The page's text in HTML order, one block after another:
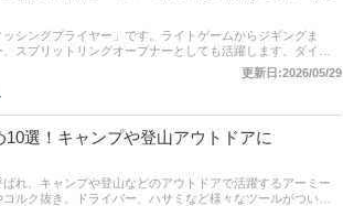
シングプライヤー」です。ライトゲームからジギングま
スプリットリングオープナーとしても活躍します。ダイワ
スパ重視、多機能で高級など、種類はさまざまです。そこ
イチオシ、エキスパート、編集部が厳選したおすすめ商品
ランキングのリンクもあるので、売れ筋や口コミとあわせ
更新日:2026/05/29
選！キャンプや登山アウトドアに
れ、キャンプや登山などのアウトドアで活躍するアーミー
ルク抜き、ドライバー、ハサミなど様々なツールがついた